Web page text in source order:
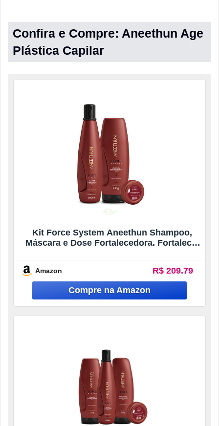
Confira e Compre: Aneethun Age
Plástica Capilar
Kit Force System Aneethun Shampoo,
Máscara e Dose Fortalecedora. Fortalece,
Crescimento Capilar, Devolvendo Força,
Brilho e Vitalidade aos Fios com Pro
Amazon R$ 209.79